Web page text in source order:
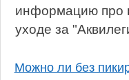
информацию про
уходе за
Можно ли без